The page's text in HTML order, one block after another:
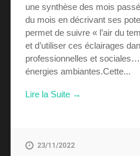
une synthèse des mois
du mois en décrivant ses
permet de suivre « l’air du
et d’utiliser ces éclairages
professionnelles et
énergies ambiantes.Cette...
Lire la Suite →
23/11/2022